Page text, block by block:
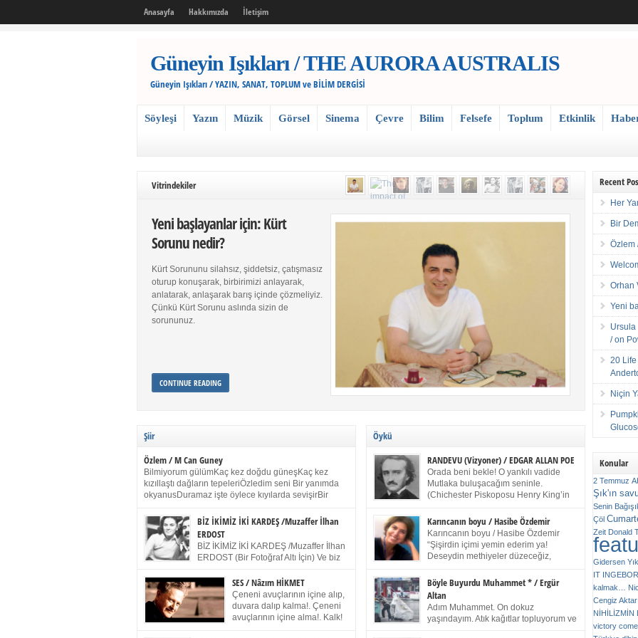
Anasayfa Hakkımızda İletişim
Güneyin Işıkları / THE AURORA AUSTRALIS
Güneyin Işıkları / YAZIN, SANAT, TOPLUM ve BİLİM DERGİSİ
Söyleşi Yazın Müzik Görsel Sinema Çevre Bilim Felsefe Toplum Etkinlik
Vitrindekiler
Yeni başlayanlar için: Kürt
Sorunu nedir?
Kürt Sorununu silahsız, şiddetsiz, çatışmasız
oturup konuşarak, birbirimizi anlayarak,
anlatarak, anlaşarak barış içinde çözmeliyiz.
Çünkü Kürt Sorunu aslında sizin de
sorununuz.
CONTINUE READING
Şiir
Özlem / M Can Guney
Bilmiyorum gülümKaç kez doğdu güneşKaç kez
kızıllaştı dağların tepeleriÖzledim seni Bir yanımda
okyanusDuramaz işte öylece kıyılarda sevişirBir
dururSokulur yalnızlığıma kokun olur Gözlerim bir
buruk gülümsemeDudağımda buğusu
öpüşlerinGeceler boyuÖzledim seni 2004 Haziran
Sydney / Toplumsal Kaynak / Memduh Güney
BİZ İKİMİZ İKİ KARDEŞ /Muzaffer İlhan
ERDOST
BİZ İKİMİZ İKİ KARDEŞ /Muzaffer İlhan
ERDOST (Bir Fotoğraf Altı İçin) Ve biz
Duracağız Fotoğrafımızda durduğumuz gibi Benim
ellerimde kelepçe Yüzümde yapay bir gülüş
(Kelepçeyi yadırgamanın gülüşü belki İlk kez olduğu
için Sonra alıştım Ve unuttum sonra kelepçeyi
SES / Nâzım HİKMET
Çeneni avuçlarının içine alıp,
duvara dalıp kalma!. Çeneni
avuçlarının içine alma!. Kalk!
Öykü
RANDEVU (Vizyoner) / EDGAR ALLAN POE
Orada beni bekle! O yankılı vadide
Mutlaka buluşacağım seninle.
(Chichester Piskoposu Henry King’in
Talihsiz ve gizemli adam! – Sen ki kendi hayal
gücünün parlaklığıyla afalladın, gençliğinin alevleri
arasına düştün! Hayalimde seni tekrar görüyorum!
Bir kez daha önümde duruyor siluetin! – Olduğun –
ah olduğun gibi değil soğuk vadide ve gölgelerin […]
Karıncanın boyu / Hasibe Özdemir
Karıncanın boyu / Hasibe Özdemir
“Şişirdin içimi yemin ederim ya!
Deseydin methiyeler düzeceğiz,
titriyor. “Sana gel demedim kızım.” diyorum sakince.
“Takıldın peşime madem, ne duyarsan
katlanacaksın.” Bir sigara yakıyor. Başını yana yatırıp,
bezmiş annelerin yılgın bakışıyla süzüyor beni.
Kaşlarımı kaldırıp ona bakıyorum ben de. Pes ediyor.
Böyle Buyurdu Muhammet * / Ergür
Altan
Adım Muhammet. On dokuz
yaşındayım. Atık kağıtlar topluyorum ve
Recent
Her
Bir
Özlem
Orhan
Yeni
Ursula
/ on
20
Niçin
Konular
2 Temmuz
Şık'ın
Senin
Çöl
Zeit Donald
Gidersen
IT
kalmak…
Cengiz Aktar
NİHİLİZMİN
victory